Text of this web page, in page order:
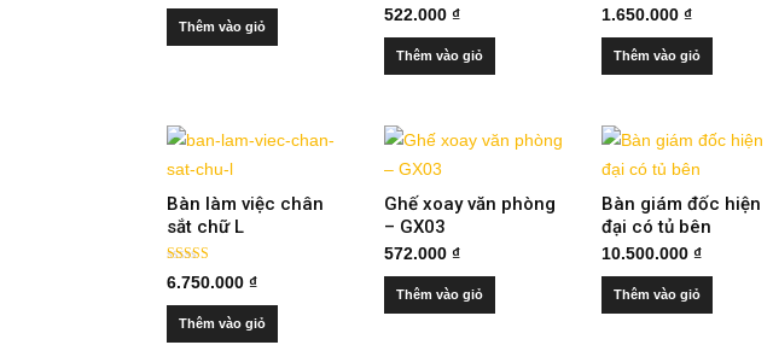
Thêm vào giỏ
522.000 ₫
Thêm vào giỏ
1.650.000 ₫
Thêm vào giỏ
Bàn làm việc chân
sắt chữ L
Được xếp
hạng
4.00
5 sao
6.750.000 ₫
Thêm vào giỏ
Ghế xoay văn phòng
– GX03
572.000 ₫
Thêm vào giỏ
Bàn giám đốc hiện
đại có tủ bên
10.500.000 ₫
Thêm vào giỏ